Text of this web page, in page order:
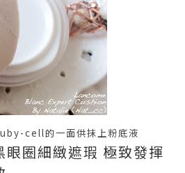
cell的一面供抹上粉底液
眼圈細緻遮瑕 極致發揮